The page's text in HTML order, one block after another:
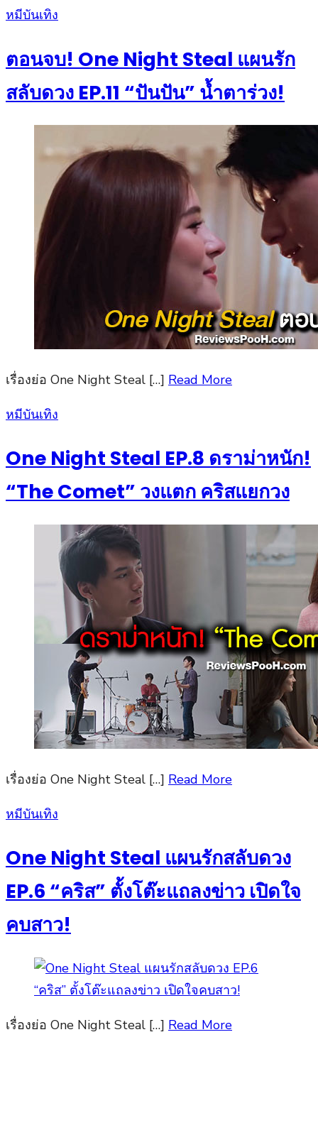
Posted
หมีบันเทิง
ตอนจบ! One Night Steal แผนรัก
สลับดวง EP.11 “ปันปัน” น้ำตาร่วง!
เรื่องย่อ One Night Steal […] Read More
Posted
หมีบันเทิง
One Night Steal EP.8 ดราม่าหนัก!
“The Comet” วงแตก คริสแยกวง
เรื่องย่อ One Night Steal […] Read More
Posted
หมีบันเทิง
One Night Steal แผนรักสลับดวง
EP.6 “คริส” ตั้งโต๊ะแถลงข่าว เปิดใจ
คบสาว!
เรื่องย่อ One Night Steal […] Read More